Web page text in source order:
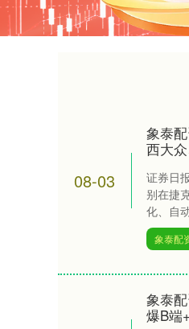
08-03
象泰
西大
证券日
别在捷
化、自
象泰配
象泰
爆B端